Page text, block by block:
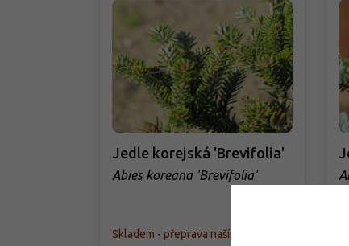
Jedle korejská 'Brevifolia'
Abies koreana 'Brevifolia'
Skladem - přeprava naším autem